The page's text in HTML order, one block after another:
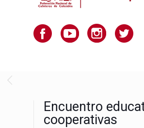
Encuentro
cooperativas